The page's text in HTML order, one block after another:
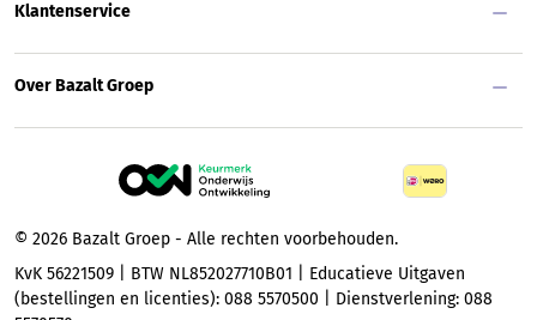
Klantenservice
Over Bazalt Groep
© 2026 Bazalt Groep - Alle rechten voorbehouden.
KvK 56221509 | BTW NL852027710B01 | Educatieve Uitgaven
(bestellingen en licenties): 088 5570500 | Dienstverlening: 088